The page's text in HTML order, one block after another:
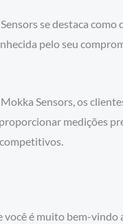
se destaca
pelo seu
Sensors, os
medições
é muito bem-